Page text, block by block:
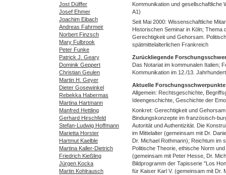
Jost Dülffer
Josef Ehmer
Joachim Eibach
Andreas Fahrmeir
Norbert Finzsch
Mary Fulbrook
Peter Funke
Patrick J. Geary
Dominik Geppert
Christian Geulen
Martin H. Geyer
Dieter Gosewinkel
Rebekka Habermas
Martina Hartmann
Manfred Hettling
Gerhard Hirschfeld
Stefan-Ludwig Hoffmann
Marietta Horster
Hartmut Kaelble
Martina Kaller-Dietrich
Friedrich Kießling
Jürgen Kocka
Martin Kohlrausch
Kommunikation und gesellschaftliche
A1)
Seit Mai 2000: Wissenschaftliche
Historischen Seminar in Köln; Thema
Gerechtigkeit und Gehorsam.
spätmittelalterlichen Frankreich
Zurückliegende
Das Notariat im kommunalen Italien;
Kommunikation im 12./13. Jahrhundert
Aktuelle Forschungsschwerpunkte
Allgemein: Rechtsgeschichte,
Ideengeschichte, Geschichte der
Konkret: Gerechtigkeit und
Bindungskonzepte im französisch-
Autorität und Authentizität. Die
im Mittelalter (gemeinsam mit Dr.
Dr. Michael Rothmann); Reichtum im
Politische Theorie, ethische Norm
(gemeinsam mit Peter Hesse, Dr.
Bildprogramm der Tapisserie "Los
für Kaiser Karl V. (gemeinsam mit Dr.